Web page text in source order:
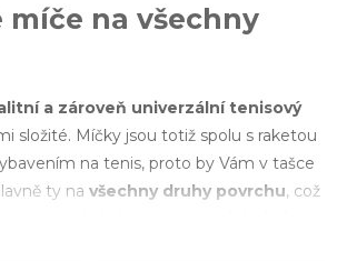
míče na všechny
a zároveň univerzální tenisový
složité. Míčky jsou totiž spolu s raketou
na tenis, proto by Vám v tašce
ty na všechny druhy povrchu, což
hrát bez obav na jakémkoliv